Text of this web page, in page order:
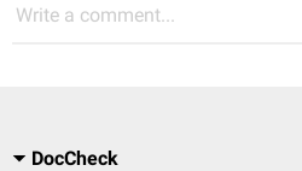
Write a comment...
DocCheck